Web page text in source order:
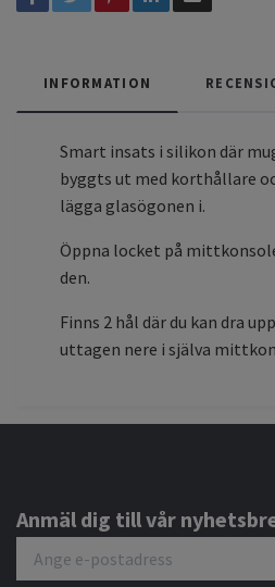
INFORMATION
Smart insats i silikon där
byggts ut med korthållare
lägga glasögonen i.
Öppna locket på
den.
Finns 2 hål där du kan dra
uttagen nere i själva
Anmäl dig till vår